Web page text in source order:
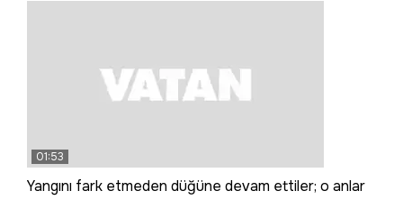
01:53
Yangını fark etmeden düğüne devam ettiler; o anlar